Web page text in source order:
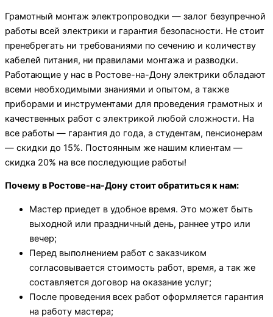
Грамотный монтаж электропроводки — залог безупречной
работы всей электрики и гарантия безопасности. Не стоит
пренебрегать ни требованиями по сечению и количеству
кабелей питания, ни правилами монтажа и разводки.
Работающие у нас в Ростове-на-Дону электрики обладают
всеми необходимыми знаниями и опытом, а также
приборами и инструментами для проведения грамотных и
качественных работ с электрикой любой сложности. На
все работы — гарантия до года, а студентам, пенсионерам
— скидки до 15%. Постоянным же нашим клиентам —
скидка 20% на все последующие работы!
Почему в Ростове-на-Дону стоит обратиться к нам:
Мастер приедет в удобное время. Это может быть
выходной или праздничный день, раннее утро или
вечер;
Перед выполнением работ с заказчиком
согласовывается стоимость работ, время, а так же
составляется договор на оказание услуг;
После проведения всех работ оформляется гарантия
на работу мастера;